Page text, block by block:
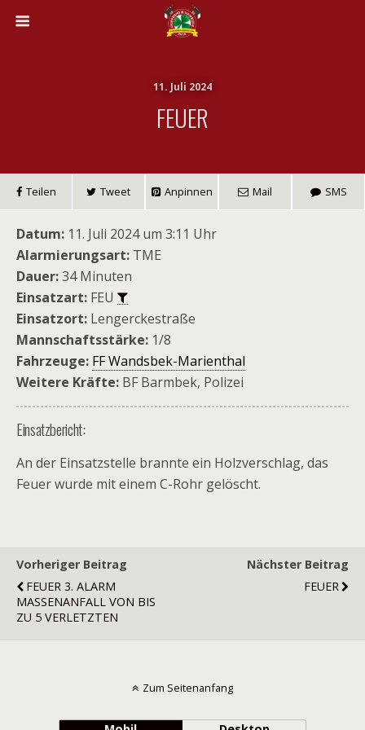
11. Juli 2024
FEUER
Teilen Tweet Anpinnen Mail SMS
Datum: 11. Juli 2024 um 3:11 Uhr
Alarmierungsart: TME
Dauer:34 Minuten
Einsatzart: FEU
Einsatzort: Lengerckestraße
Mannschaftsstärke: 1/8
Fahrzeuge: FF Wandsbek-Marienthal
Weitere Kräfte: BF Barmbek, Polizei
Einsatzbericht:
An der Einsatzstelle brannte ein Holzverschlag, das
Feuer wurde mit einem C-Rohr gelöscht.
Vorheriger Beitrag
FEUER 3. ALARM
MASSENANFALL VON BIS
ZU 5 VERLETZTEN
Nächster Beitrag
FEUER
Zum Seitenanfang